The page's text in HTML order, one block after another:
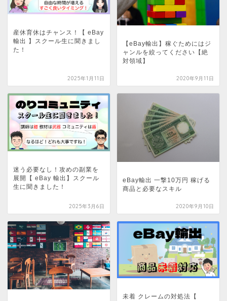
産休育休はチャンス！【 eBay
輸出 】スクール生に聞きまし
た！
2025年1月11日
【eBay輸出】稼ぐためにはジ
ャンルを絞ってください【絶
対領域】
2020年9月11日
迷う必要なし！攻めの副業を
展開【 eBay 輸出】スクール
生に聞きました！
2025年3月6日
eBay輸出 一撃10万円 稼げる
商品と必要なスキル
2020年9月10日
未着 クレームの対処法【